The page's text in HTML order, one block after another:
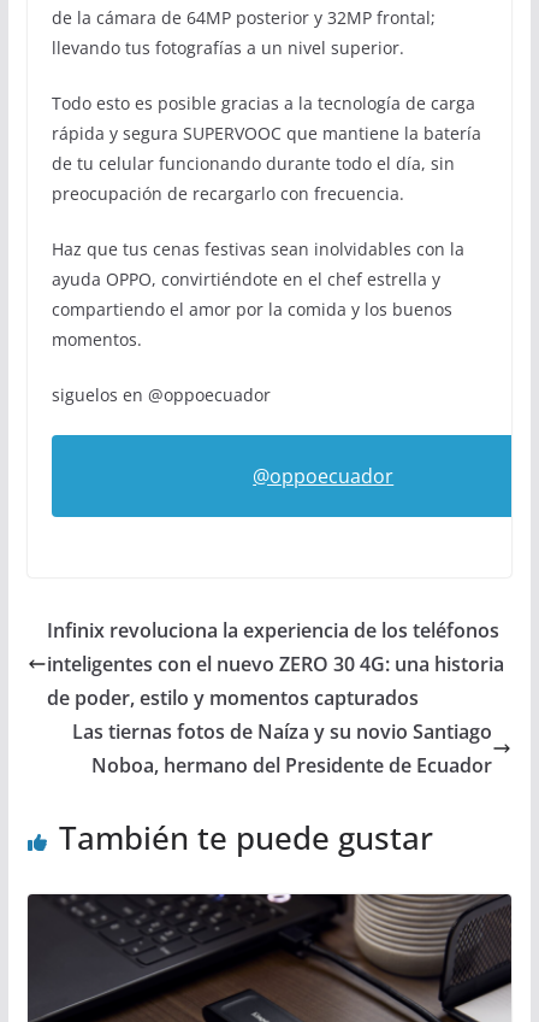
de la cámara de 64MP posterior y 32MP frontal;
llevando tus fotografías a un nivel superior.
Todo esto es posible gracias a la tecnología de carga
rápida y segura SUPERVOOC que mantiene la batería
de tu celular funcionando durante todo el día, sin
preocupación de recargarlo con frecuencia.
Haz que tus cenas festivas sean inolvidables con la
ayuda OPPO, convirtiéndote en el chef estrella y
compartiendo el amor por la comida y los buenos
momentos.
siguelos en @oppoecuador
@oppoecuador
Infinix revoluciona la experiencia de los teléfonos
inteligentes con el nuevo ZERO 30 4G: una historia
de poder, estilo y momentos capturados
Las tiernas fotos de Naíza y su novio Santiago
Noboa, hermano del Presidente de Ecuador
También te puede gustar